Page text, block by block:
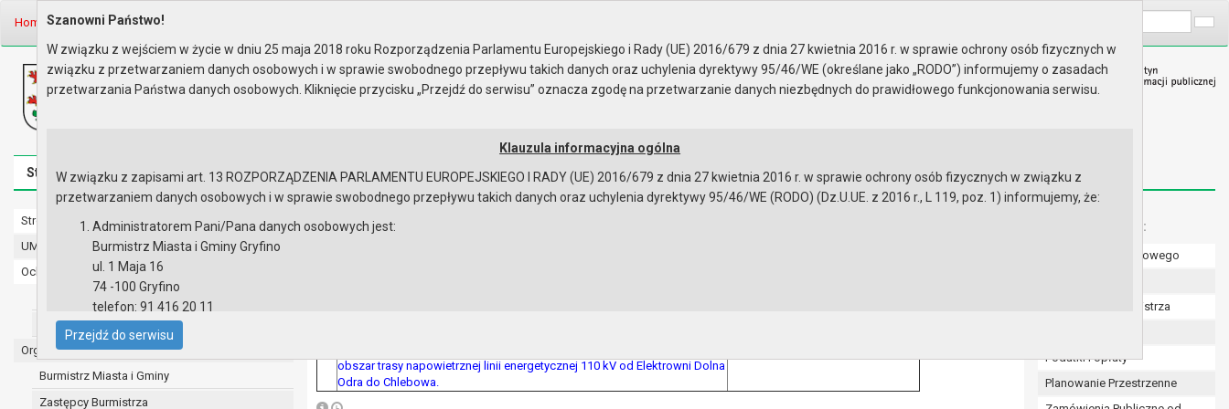
Home Prawo lokalne Planowanie Przestrzenne
Biuletyn Informacji Publicznej
Urząd Miasta i Gminy w Gryfinie
Strona główna Mapa serwisu Aktualności Redakcja Instrukcja korzystania Dostępność
Strona główna
UMiG - telefony wewnętrzne
Ochrona danych osobowych
Urząd Miasta i Gminy w Gryfinie
Straż Miejska
Organy
Burmistrz Miasta i Gminy
Zastępcy Burmistrza
MPZP według obrębów geodezyjnych
obszar trasy napowietrznej linii energetycznej 110 kV od Elektrowni Dolna
Odra do Chlebowa.
Menu dodatkowe:
Numer konta bankowego
Zarządzenia Burmistrza
Podatki i opłaty
Planowanie Przestrzenne
Szanowni Państwo!
W związku z wejściem w życie w dniu 25 maja 2018 roku Rozporządzenia Parlamentu Europejskiego i Rady (UE) 2016/679 z dnia 27 kwietnia 2016 r. w sprawie ochrony osób fizycznych w
związku z przetwarzaniem danych osobowych i w sprawie swobodnego przepływu takich danych oraz uchylenia dyrektywy 95/46/WE (określane jako „RODO”) informujemy o zasadach
przetwarzania Państwa danych osobowych. Kliknięcie przycisku „Przejdź do serwisu” oznacza zgodę na przetwarzanie danych niezbędnych do prawidłowego funkcjonowania serwisu.
Klauzula informacyjna ogólna
W związku z zapisami art. 13 ROZPORZĄDZENIA PARLAMENTU EUROPEJSKIEGO I RADY (UE) 2016/679 z dnia 27 kwietnia 2016 r. w sprawie ochrony osób fizycznych w związku z
przetwarzaniem danych osobowych i w sprawie swobodnego przepływu takich danych oraz uchylenia dyrektywy 95/46/WE (RODO) (Dz.U.UE. z 2016 r., L 119, poz. 1) informujemy, że:
Administratorem Pani/Pana danych osobowych jest:
Burmistrz Miasta i Gminy Gryfino
ul. 1 Maja 16
74 -100 Gryfino
telefon: 91 416 20 11
e-mail:
burmistrz@gryfino.pl
Dane kontaktowe Inspektora Ochrony Danych:
e-mail:iod@gryfino.pl
Przejdź do serwisu